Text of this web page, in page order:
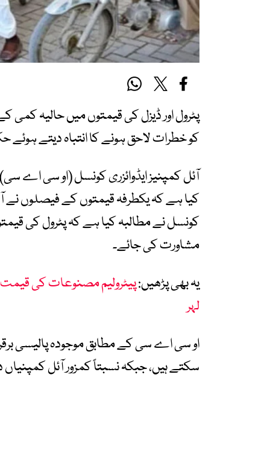
پٹرول اور ڈیزل کی قیمتوں میں حالیہ کمی
کو خطرات لاحق ہونے کا انتباہ دیتے
آئل کمپنیز ایڈوائزری کونسل (او سی اے
کیا ہے کہ یکطرفہ قیمتوں کے فیصلوں نے
کونسل نے مطالبہ کیا ہے کہ پٹرول کی
مشاورت کی جائے۔
یہ بھی پڑھیں:پیٹرولیم مصنوعات کی
لہر
او سی اے سی کے مطابق موجودہ پالیسی
سکتے ہیں، جبکہ نسبتاً کمزور آئل